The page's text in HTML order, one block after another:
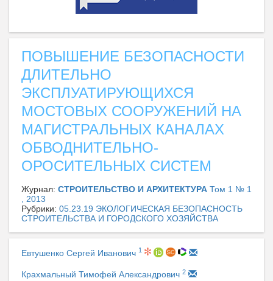
ПОВЫШЕНИЕ БЕЗОПАСНОСТИ
ДЛИТЕЛЬНО
ЭКСПЛУАТИРУЮЩИХСЯ
МОСТОВЫХ СООРУЖЕНИЙ НА
МАГИСТРАЛЬНЫХ КАНАЛАХ
ОБВОДНИТЕЛЬНО-
ОРОСИТЕЛЬНЫХ СИСТЕМ
Журнал: СТРОИТЕЛЬСТВО И АРХИТЕКТУРА Том 1 № 1
, 2013
Рубрики: 05.23.19 ЭКОЛОГИЧЕСКАЯ БЕЗОПАСНОСТЬ
СТРОИТЕЛЬСТВА И ГОРОДСКОГО ХОЗЯЙСТВА
Евтушенко Сергей Иванович 1
Крахмальный Тимофей Александрович 2